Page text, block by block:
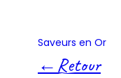
Saveurs en Or
Retour